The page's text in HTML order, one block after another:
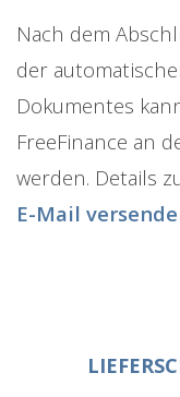
Nach dem
der
Dokumentes
FreeFinance an
werden. Details
E-Mail